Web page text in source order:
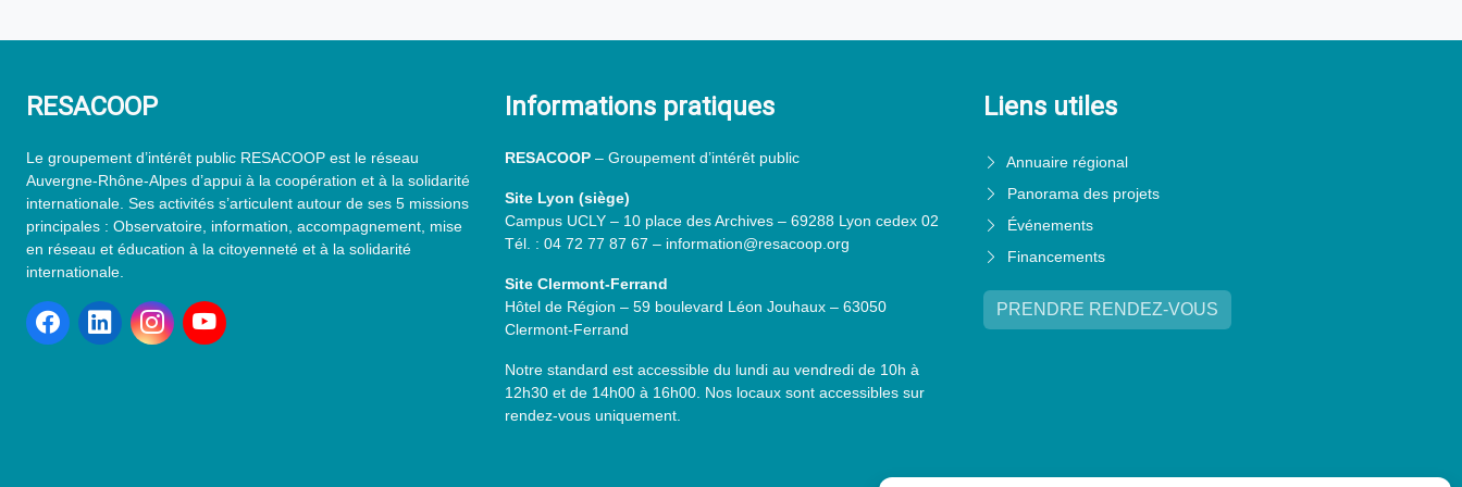
RESACOOP
Le groupement d’intérêt public RESACOOP est le réseau
Auvergne-Rhône-Alpes d’appui à la coopération et à la solidarité
internationale. Ses activités s’articulent autour de ses 5 missions
principales : Observatoire, information, accompagnement, mise
en réseau et éducation à la citoyenneté et à la solidarité
internationale.
Informations pratiques
RESACOOP – Groupement d’intérêt public
Site Lyon (siège)
Campus UCLY – 10 place des Archives – 69288 Lyon cedex 02
Tél. : 04 72 77 87 67 – information@resacoop.org
Site Clermont-Ferrand
Hôtel de Région – 59 boulevard Léon Jouhaux – 63050
Clermont-Ferrand
Notre standard est accessible du lundi au vendredi de 10h à
12h30 et de 14h00 à 16h00. Nos locaux sont accessibles sur
rendez-vous uniquement.
Liens utiles
Annuaire régional
Panorama des projets
Événements
Financements
PRENDRE RENDEZ-VOUS